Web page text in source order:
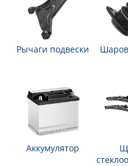
Рычаги подвески
Аккумулятор